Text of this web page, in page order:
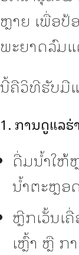
ຫຼາຍ ເພື່ອປ້
ພະຍາດລົມແ
ນີ້ຄືວິທີຮັບມື
1. ການດູແລຮ່
ດື່ມນ້ຳໃຫ້
ນ້ຳຕະຫຼອ
ຫຼີກເວັ້ນເ
ເຫຼົ້າ ຫຼື ກ